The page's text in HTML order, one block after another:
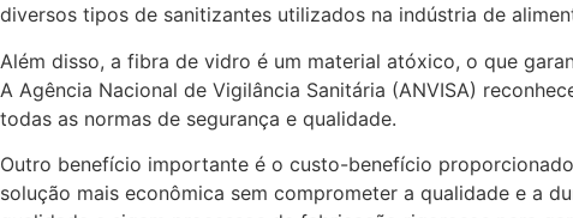
diversos tipos de sanitizantes utilizados na indústria de
Além disso, a fibra de vidro é um material atóxico, o que
A Agência Nacional de Vigilância Sanitária (ANVISA)
todas as normas de segurança e qualidade.
Outro benefício importante é o custo-benefício
solução mais econômica sem comprometer a qualidade e a